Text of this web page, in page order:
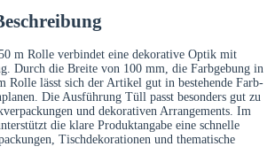
m Rolle verbindet eine dekorative Optik mit
Durch die Breite von 100 mm, die Farbgebung in
Rolle lässt sich der Artikel gut in bestehende Farb-
Die Ausführung Tüll passt besonders gut zu
und dekorativen Arrangements. Im
die klare Produktangabe eine schnelle
Tischdekorationen und thematische